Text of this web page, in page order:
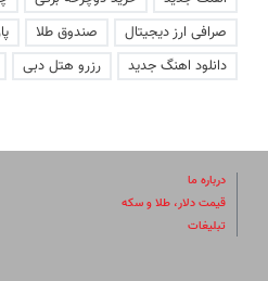
صرافی ارز دیجیتال
صندوق طلا
دانلود اهنگ جدید
رزرو هتل دبی
درباره ما
قیمت دلار، طلا و سکه
تبلیغات